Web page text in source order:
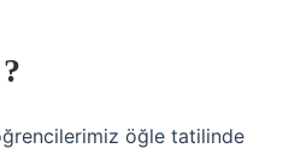
öğle tatilinde